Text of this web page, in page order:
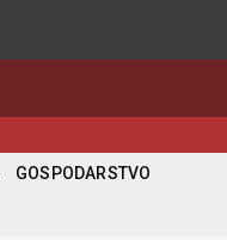
GOSPODARSTVO